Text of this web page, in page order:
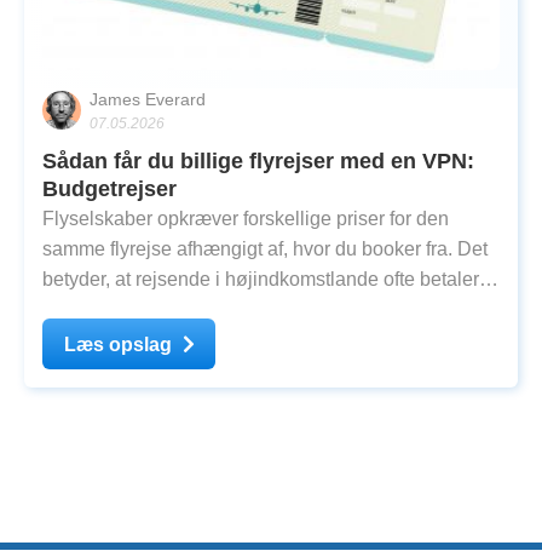
James Everard
07.05.2026
Sådan får du billige flyrejser med en VPN:
Budgetrejser
Flyselskaber opkræver forskellige priser for den
samme flyrejse afhængigt af, hvor du booker fra. Det
betyder, at rejsende i højindkomstlande ofte betaler
Sydøstasien eller Sydamerika, får meget lavere
priser. At bruge en VPN til at tjekke
Læs opslag